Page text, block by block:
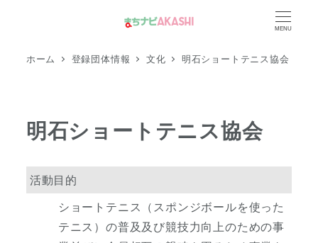
MENU
ホーム 登録団体情報 文化 明石ショートテニス協会
明石ショートテニス協会
活動目的
ショートテニス（スポンジボールを使った
テニス）の普及及び競技力向上のための事